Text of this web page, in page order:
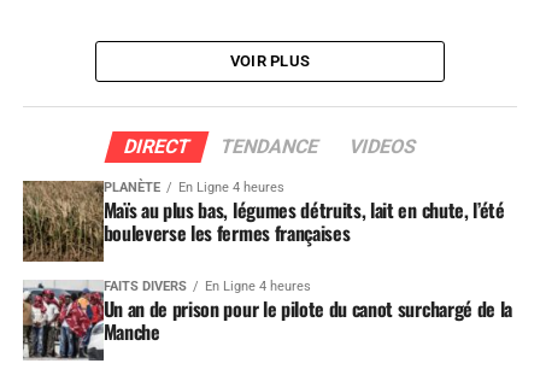
VOIR PLUS
DIRECT TENDANCE VIDEOS
PLANÈTE En Ligne 4 heures
Maïs au plus bas, légumes détruits, lait en chute, l’été
bouleverse les fermes françaises
FAITS DIVERS En Ligne 4 heures
Un an de prison pour le pilote du canot surchargé de la
Manche